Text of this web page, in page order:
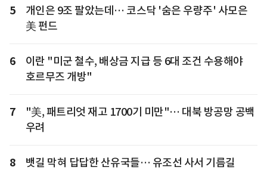
5
개인은 9조 팔았는데… 코스닥 '숨은 우량주' 사모은
美 펀드
6
이란 "미군 철수, 배상금 지급 등 6대 조건 수용해야
호르무즈 개방"
7
"美, 패트리엇 재고 1700기 미만"… 대북 방공망 공백
우려
8
뱃길 막혀 답답한 산유국들… 유조선 사서 기름길